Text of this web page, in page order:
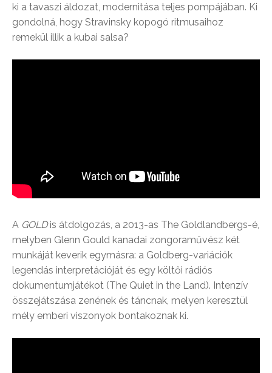
ki a tavaszi áldozat, modernitása teljes pompájában. Ki
gondolná, hogy Stravinsky kopogó ritmusaihoz
remekül illik a kubai salsa?
A GOLDis átdolgozás, a 2013-as The Goldlandbergs-é,
melyben Glenn Gould kanadai zongoraművész két
munkáját keverik egymásra: a Goldberg-variációk
legendás interpretációját és egy költői rádiós
dokumentumjátékot (The Quiet in the Land). Intenzív
összejátszása zenének és táncnak, melyen keresztül
mély emberi viszonyok bontakoznak ki.